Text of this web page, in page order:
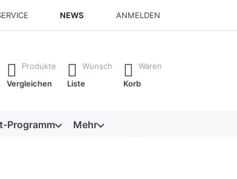
NEWS ANMELDEN
Ergebnisse. Drücken Sie die Eingabetaste, um alle
Produkte
Vergleichen
Wunsch
Liste
Waren
Korb
Programm Mehr